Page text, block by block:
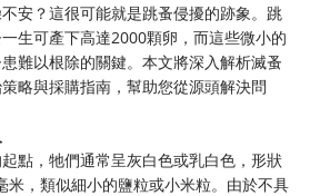
安？這很可能就是跳蚤侵擾的跡象。跳
生可產下高達2000顆卵，而這些微小的
患難以根除的關鍵。本文將深入解析滅蚤
略與採購指南，幫助您從源頭解決問
點，牠們通常呈灰白色或乳白色，形狀
米，類似細小的鹽粒或小米粒。由於不具